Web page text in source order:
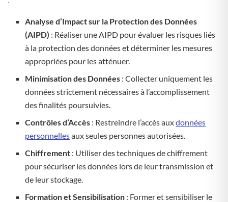
Analyse d’Impact sur la Protection des Données
(AIPD) : Réaliser une AIPD pour évaluer les risques liés
à la protection des données et déterminer les mesures
appropriées pour les atténuer.
Minimisation des Données : Collecter uniquement les
données strictement nécessaires à l’accomplissement
des finalités poursuivies.
Contrôles d’Accès : Restreindre l’accès auxdonnées
personnellesaux seules personnes autorisées.
Chiffrement : Utiliser des techniques de chiffrement
pour sécuriser les données lors de leur transmission et
de leur stockage.
Formation et Sensibilisation : Former et sensibiliser le